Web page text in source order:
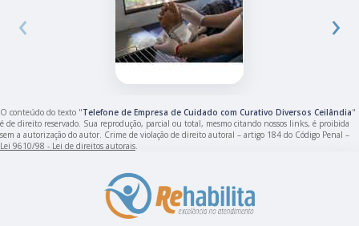
‹ ›
O conteúdo do texto "Telefone de Empresa de Cuidado com Curativo Diversos Ceilândia"
é de direito reservado. Sua reprodução, parcial ou total, mesmo citando nossos links, é proibida
sem a autorização do autor. Crime de violação de direito autoral – artigo 184 do Código Penal –
Lei 9610/98 - Lei de direitos autorais